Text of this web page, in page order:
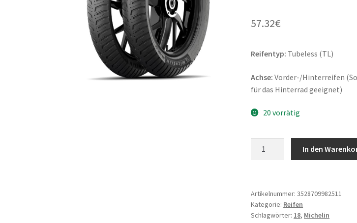
57.32€
Reifentyp: Tubeless (TL)
Achse: Vorder-/Hinterreifen
für das Hinterrad geeignet)
20 vorrätig
-
18
48S
In den
Artikelnummer:3528709982511
Kategorie: Reifen
Schlagwörter: 18, Michelin